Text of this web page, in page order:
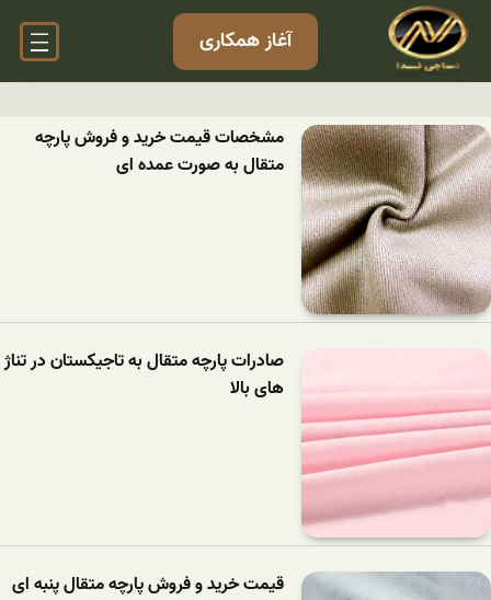
آغاز همکاری
مشخصات قیمت خرید و فروش پارچه
متقال به صورت عمده ای
صادرات پارچه متقال به تاجیکستان در تناژ
های بالا
قیمت خرید و فروش پارچه متقال پنبه ای